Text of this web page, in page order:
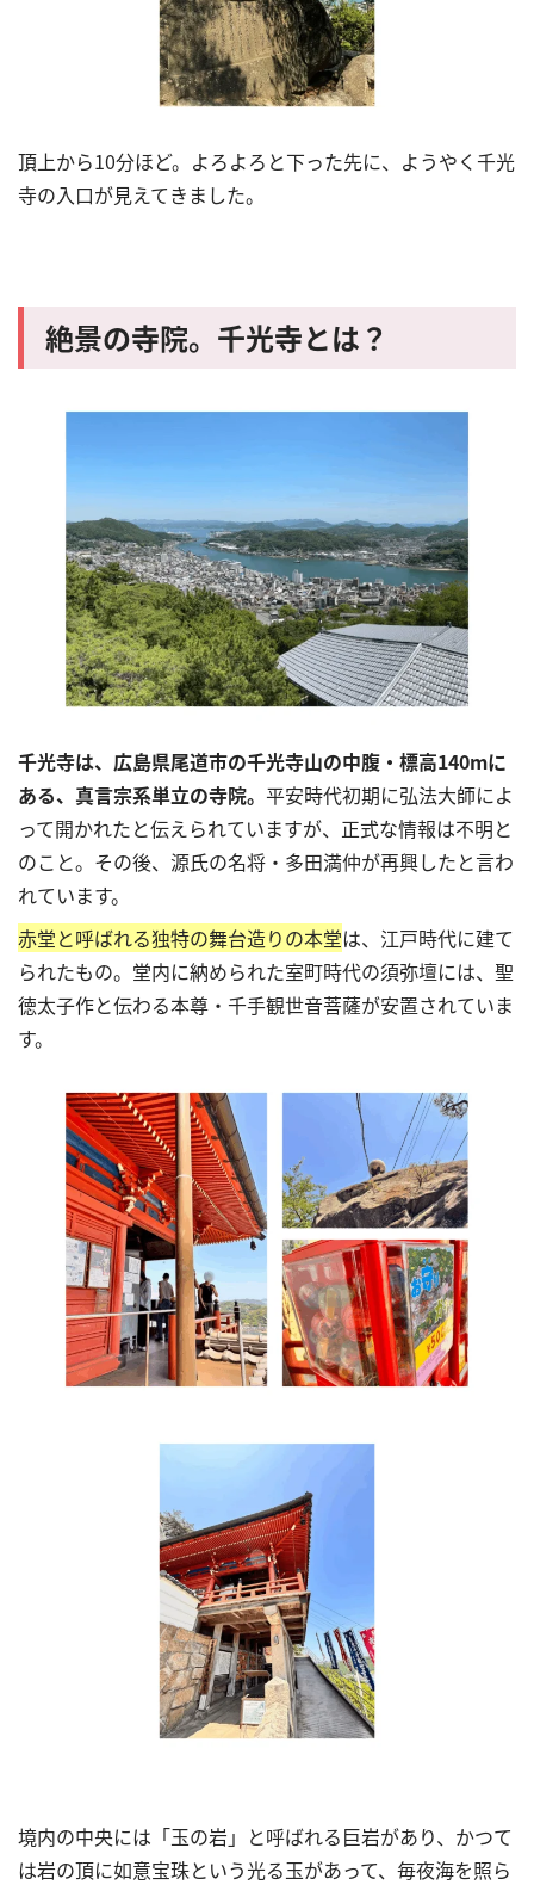
頂上から10分ほど。よろよろと下った先に、ようやく千光
寺の入口が見えてきました。
絶景の寺院。千光寺とは？
千光寺は、広島県尾道市の千光寺山の中腹・標高140mに
ある、真言宗系単立の寺院。 平安時代初期に弘法大師によ
って開かれたと伝えられていますが、正式な情報は不明と
のこと。その後、源氏の名将・多田満仲が再興したと言わ
れています。
赤堂と呼ばれる独特の舞台造りの本堂は、江戸時代に建て
られたもの。堂内に納められた室町時代の須弥壇には、聖
徳太子作と伝わる本尊・千手観世音菩薩が安置されていま
す。
境内の中央には「玉の岩」と呼ばれる巨岩があり、かつて
は岩の頂に如意宝珠という光る玉があって、毎夜海を照ら